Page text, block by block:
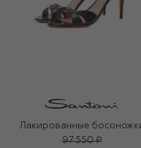
Лакированные
97 550 ₽